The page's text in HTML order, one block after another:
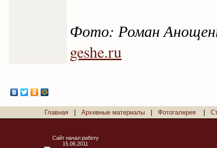
Фото: Роман
geshe.ru
Главная Архивные материалы Фотогалерея
Сайт начал работу
15.06.2011